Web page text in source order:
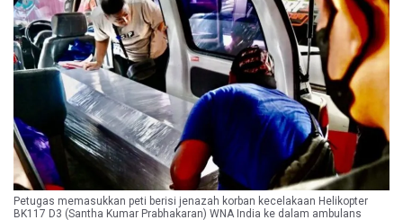
Petugas memasukkan peti berisi jenazah korban kecelakaan Helikopter
BK117 D3 (Santha Kumar Prabhakaran) WNA India ke dalam ambulans